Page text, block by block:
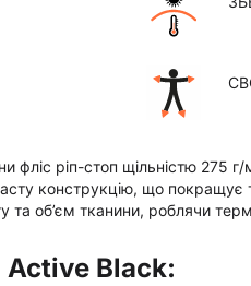
фліс ріп-стоп щільністю 275
конструкцію, що покращує
та об’єм тканини, роблячи
Active Black: